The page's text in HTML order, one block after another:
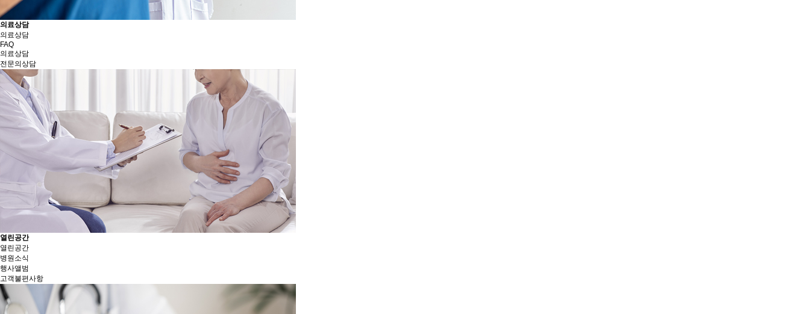
의료상담
의료상담
FAQ
의료상담
전문의상담
열린공간
열린공간
병원소식
행사앨범
고객불편사항